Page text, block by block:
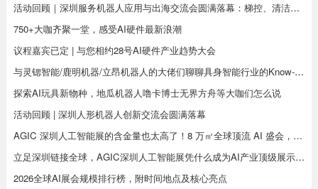
活动回顾｜深圳服务机器人应用与出海交流会圆满落幕：梯控、清洁、配送、烹饪、工业机器人同台分享，合规、渠道、场景干货全覆盖
750+大咖齐聚一堂，感受AI硬件最新浪潮
议程嘉宾已定 | 与您相约28号AI硬件产业趋势大会
与灵锶智能/鹿明机器/立昂机器人的大佬们聊聊具身智能行业的Know-how
探索AI玩具新物种，地瓜机器人噜卡博士无界方舟等大咖们怎么说
活动回顾 | 深圳人形机器人创新交流会圆满落幕
AGIC 深圳人工智能展的含金量也太高了！8 万㎡全球顶流 AI 盛会，8 月深圳见真章
立足深圳链接全球，AGIC深圳人工智能展凭什么成为AI产业顶级展示平台
2026全球AI展会规模排行榜，附时间地点及核心亮点